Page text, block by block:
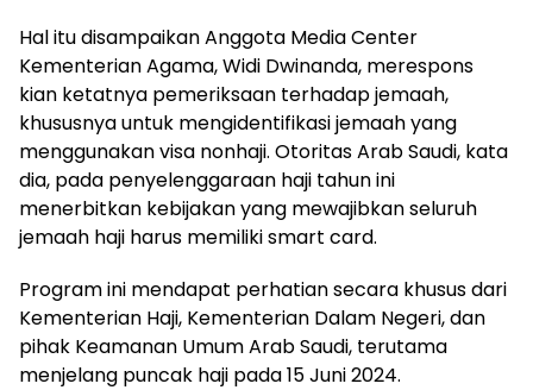
Hal itu disampaikan Anggota Media Center
Kementerian Agama, Widi Dwinanda, merespons
kian ketatnya pemeriksaan terhadap jemaah,
khususnya untuk mengidentifikasi jemaah yang
menggunakan visa nonhaji. Otoritas Arab Saudi, kata
dia, pada penyelenggaraan haji tahun ini
menerbitkan kebijakan yang mewajibkan seluruh
jemaah haji harus memiliki smart card.
Program ini mendapat perhatian secara khusus dari
Kementerian Haji, Kementerian Dalam Negeri, dan
pihak Keamanan Umum Arab Saudi, terutama
menjelang puncak haji pada 15 Juni 2024.